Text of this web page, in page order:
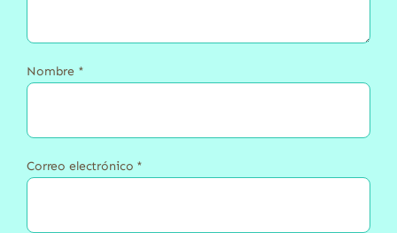
Nombre *
Correo electrónico *